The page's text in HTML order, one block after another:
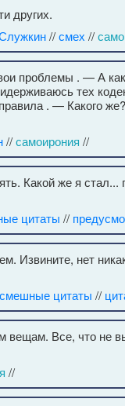
других.
//смех //
проблемы . — А
тех
. — Какого
//самоирония //
Какой же я
цитаты //
Извините, нет
смешные цитаты //
Все, что не
//